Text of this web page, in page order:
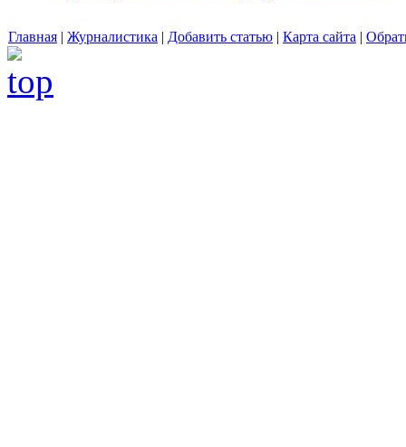
Главная | Журналистика | Добавить статью | Карта сайта |